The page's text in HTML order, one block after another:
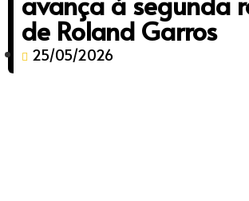
de Roland Garros
25/05/2026